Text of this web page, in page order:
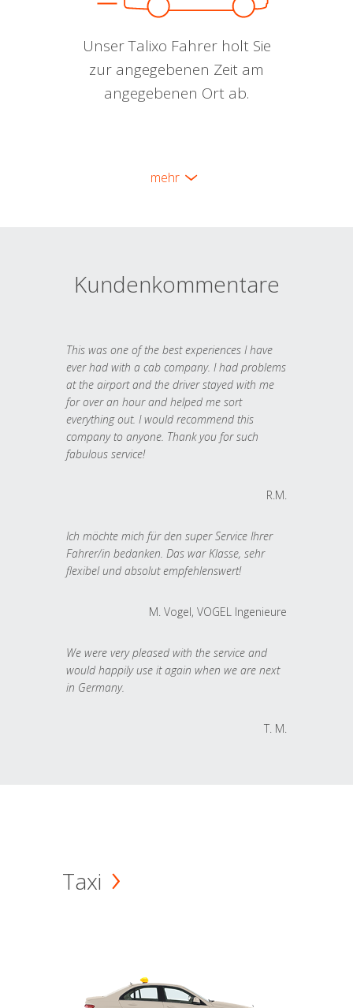
Unser Talixo Fahrer holt Sie
zur angegebenen Zeit am
angegebenen Ort ab.
mehr
Kundenkommentare
This was one of the best experiences I have
ever had with a cab company. I had problems
at the airport and the driver stayed with me
for over an hour and helped me sort
everything out. I would recommend this
company to anyone. Thank you for such
fabulous service!
R.M.
Ich möchte mich für den super Service Ihrer
Fahrer/in bedanken. Das war Klasse, sehr
flexibel und absolut empfehlenswert!
M. Vogel, VOGEL Ingenieure
We were very pleased with the service and
would happily use it again when we are next
in Germany.
T. M.
Taxi